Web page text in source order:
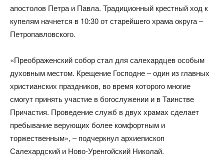
апостолов Петра и Павла. Традиционный крестный ход к
купелям начнется в 10:30 от старейшего храма округа –
Петропавловского.
«Преображенский собор стал для салехардцев особым
духовным местом. Крещение Господне – один из главных
христианских праздников, во время которого многие
смогут принять участие в богослужении и в Таинстве
Причастия. Проведение служб в двух храмах сделает
пребывание верующих более комфортным и
торжественным», – подчеркнул архиепископ
Салехардский и Ново-Уренгойский Николай.